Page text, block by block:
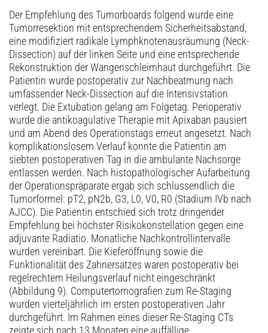
Der Empfehlung des Tumorboards folgend wurde eine
Tumorresektion mit entsprechendem Sicherheitsabstand,
eine modifiziert radikale Lymphknotenausräumung (Neck-
Dissection) auf der linken Seite und eine entsprechende
Rekonstruktion der Wangenschleimhaut durchgeführt. Die
Patientin wurde postoperativ zur Nachbeatmung nach
umfassender Neck-Dissection auf die Intensivstation
verlegt. Die Extubation gelang am Folgetag. Perioperativ
wurde die antikoagulative Therapie mit Apixaban pausiert
und am Abend des Operationstags erneut angesetzt. Nach
komplikationslosem Verlauf konnte die Patientin am
siebten postoperativen Tag in die ambulante Nachsorge
entlassen werden. Nach histopathologischer Aufarbeitung
der Operationspräparate ergab sich schlussendlich die
Tumorformel: pT2, pN2b, G3, L0, V0, R0 (Stadium IVb nach
AJCC). Die Patientin entschied sich trotz dringender
Empfehlung bei höchster Risikokonstellation gegen eine
adjuvante Radiatio. Monatliche Nachkontrollintervalle
wurden vereinbart. Die Kieferöffnung sowie die
Funktionalität des Zahnersatzes waren postoperativ bei
regelrechtem Heilungsverlauf nicht eingeschränkt
(Abbildung 9). Computertomografien zum Re-Staging
wurden vierteljährlich im ersten postoperativen Jahr
durchgeführt. Im Rahmen eines dieser Re-Staging CTs
zeigte sich nach 13 Monaten eine auffällige